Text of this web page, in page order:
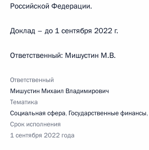
Российской Федерации.
Доклад – до 1 сентября 2022 г.
Ответственный: Мишустин М.В.
Ответственный
Мишустин Михаил Владимирович
Тематика
Социальная сфера, Государственные финансы,
Срок исполнения
1 сентября 2022 года